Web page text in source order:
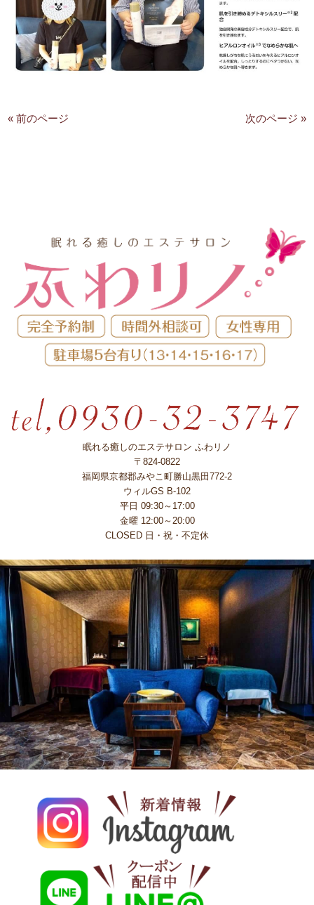
« 前のページ 次のページ »
眠れる癒しのエステサロン ふわリノ
〒824-0822
福岡県京都郡みやこ町勝山黒田772-2
ウィルGS B-102
平日 09:30～17:00
金曜 12:00～20:00
CLOSED 日・祝・不定休